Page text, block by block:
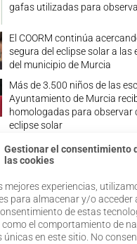
Gestionar el consentimiento
las cookies
mejores experiencias,
para almacenar y/o acceder
de estas
el comportamiento de
en este sitio. No
gafas utilizadas para
El COORM continúa
segura del eclipse solar a las
del municipio de Murcia
Más de 3.500 niños de las
Ayuntamiento de Murcia
homologadas para observar
eclipse solar
4
Salud Visual
Quiénes
Actualidad